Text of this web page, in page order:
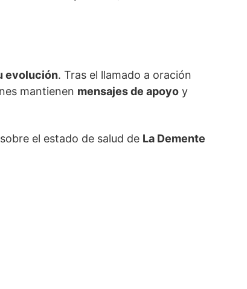
evolución. Tras el llamado a oración
mantienen mensajes de apoyo y
el estado de salud de La Demente